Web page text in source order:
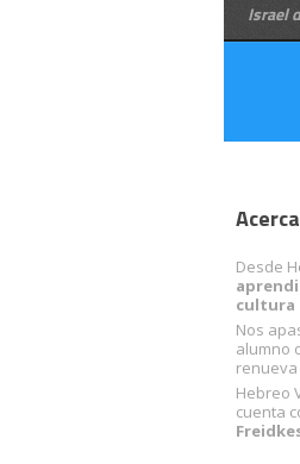
Israel
Desde
cultura
Nos
alumno
Hebreo
cuenta